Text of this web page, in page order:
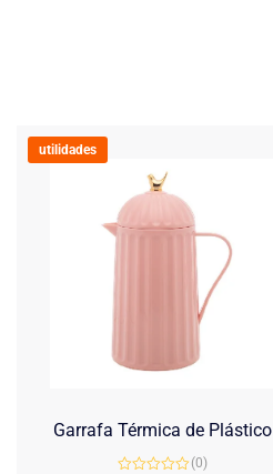
utilidades
Garrafa Térmica de Plástico
(0)